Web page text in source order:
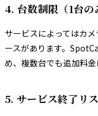
4. 台数制限（1台の
サービスによってはカ
ースがあります。
め、複数台でも追加料金
5. サービス終了リ